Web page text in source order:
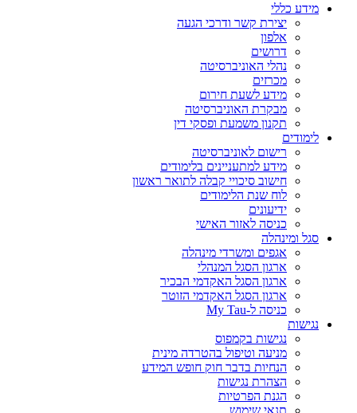
מידע כללי
יצירת קשר ודרכי הגעה
אלפון
דרושים
נהלי האוניברסיטה
מכרזים
מידע לשעת חירום
מבקרת האוניברסיטה
תקנון משמעת ופסקי דין
לימודים
רישום לאוניברסיטה
מידע למתעניינים בלימודים
חישוב סיכויי קבלה לתואר ראשון
לוח שנת הלימודים
ידיעונים
כניסה לאזור האישי
סגל ומינהלה
אגפים ומשרדי מינהלה
ארגון הסגל המנהלי
ארגון הסגל האקדמי הבכיר
ארגון הסגל האקדמי הזוטר
כניסה ל-My Tau
נגישות
נגישות בקמפוס
מניעה וטיפול בהטרדה מינית
הנחיות בדבר חוק חופש המידע
הצהרת נגישות
הגנת הפרטיות
תנאי שימוש